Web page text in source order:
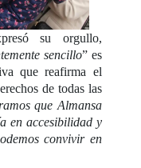
su orgullo,
sencillo” es
que reafirma el
de todas las
que Almansa
en accesibilidad y
convivir en